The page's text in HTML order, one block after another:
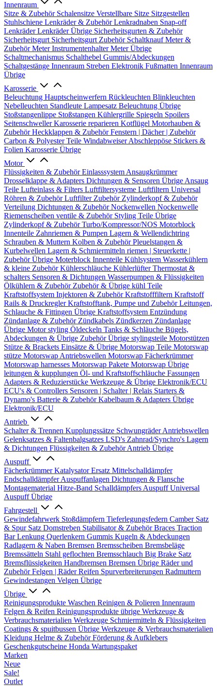
Innenraum
Sitze & Zubehör Schalensitze Verstellbare Sitze Sitzgestellen
Stuhlschiene Lenkräder & ZubehörLenkradnaben Snap-off
LenkräderLenkräder Übrige Sicherheitsgurten & Zubehör
Sicherheitsgurt Sicherheitsgurt Zubehör SchaltknaufMeter &
ZubehörMeterInstrumentenhalterMeter Übrige
Schaltmechanismus Schalthebel Gummis/Abdeckungen
Schaltgestänge Innenraum Streben Elektronik Fußmatten Innenraum
Übrige
Karosserie
Beleuchtung Hauptscheinwerfern Rückleuchten Blinkleuchten
Nebelleuchten Standleute Lampesatz Beleuchtung Übrige
Stoßstangenlippe Stoßstangen Kühlergrille Spiegeln Spoilers
SeitenschwellerKarosserie reparieren Kotflügel Motorhauben &
ZubehörHeckklappen & ZubehörFenstern | Dächer | Zubehör
Carbon & Polyester Teile WindabweiserAbschleppöse Stickers &
Folien Karosserie Übrige
Motor
Flüssigkeiten & ZubehörEinlasssystem Ansaugkrümmer
Drosselklappe & Adapters Dichtungen & Sensoren Übrige Ansaug
Teile Lufteinlass & Filters Luftfiltersysteme Luftfiltern Universal
Röhren & ZubehörLuftfilter Zubehör Zylinderkopf & Zubehör
Verteilung Dichtungen & ZubehörNockenwellen Nockenwelle
Riemenscheiben ventile & Zubehör Styling Teile Übrige
Zylinderkopf & ZubehörTurbo/Kompressor/NOS Motorblock
Innenteile Zahnriemen & Pumpen Lagern & Wellendichtring
Schrauben & Muttern Kolben & ZubehörPleuelstangen &
Kurbelwellen Lagern & Schmiermitteln riemen | Steuerkette |
ZubehörÜbrige Moterblock Innenteile Kühlsystem Wasserkühlern
& kleine ZubehörKühlerschläuche KühlerlüfterThermostat &
schalters Sensoren & Dichtungen Wasserpumpen & Flüssigkeiten
Ölkühlern & Zubehör Zubehör & Übrige kühl Teile
Kraftstoffsystem Injektoren & ZubehörKraftstofffiltern Kraftstoff
Rails & DruckreglerKraftstofftank, Pumpe und ZubehörLeitungen,
Schlauche & Fittingen Übrige Kraftstoffsystem Entzündung
Zündanlage & Zubehör Zündkabels Zündkerzen Zündanlage
Übrige Motor styling Öldeckeln Tanks & Schläuche Bügels,
Abdeckungen & Übrige ZubehörÜbrige stylingsteile Motorstützen
Stütze & Brackets Einsätze & Übrige Motorswap Teile Motorswap
stütze Motorswap Antriebswellen Motorswap Fächerkrümmer
Motorswap harnesses Motorswap Pakete Motorswap Übrige
leitungen & kupplungen Öl- und Kraftstoffschläuche Fassungen
Adapters & Reduzierstücke Werkzeuge & Übrige Elektronik/ECU
ECU's & Controllers Sensoren | Schalter | Relais Starters &
Dynamo's Batterie & ZubehörKabelbaum & Adapters Übrige
Elektronik/ECU
Antrieb
Schalter & Trennen Kupplungssätze SchwungräderAntriebswellen
Gelenksatzes & Faltenbalgsatzes LSD's Zahnrad/Synchro's Lagern
& Dichtungen Flüssigkeiten & ZubehörAntrieb Übrige
Auspuff
FächerkrümmerKatalysator Ersatz Mittelschalldämpfer
EndschalldämpferAuspuffanlagen Dichtungen & Flansche
Montagematerial Hitze-Band Schalldämpfers Auspuff Universal
Auspuff Übrige
Fahrgestell
Gewindefahrwerk Stoßdämpfern Tieferlegungsfedern Camber Satz
& Spur Satz Domstreben Stabilisator & ZubehörBraces Traction
BarLenkung Querlenkern Gummis Kugeln & Abdeckungen
Radlagern & Naben Bremsen Bremsscheiben Bremsbeläge
Bremssätteln Stahl geflochten Bremsschlauch Big Brake Satz
Bremsflüssigkeiten Handbremsen Bremsen Übrige Räder und
ZubehörFelgen | RäderReifen Spurverbreiterungen Radmuttern
Gewindestangen Velgen Übrige
Übrige
Reinigungsprodukte Waschen Reinigen & Polieren Innenraum
Felgen & Reifen Reinigungsprodukte übrige Werkzeuge &
Verbrauchsmaterialien Werkzeuge Schmiermitteln & Flüssigkeiten
Coatings & spuitbussen Übrige Werkzeuge & Verbrauchsmaterialien
Kleidung Helme & ZubehörFörderung & Aufklebers
Geschenkgutscheine Honda Wartungspaket
Marken
Neue
Sale!
Outlet